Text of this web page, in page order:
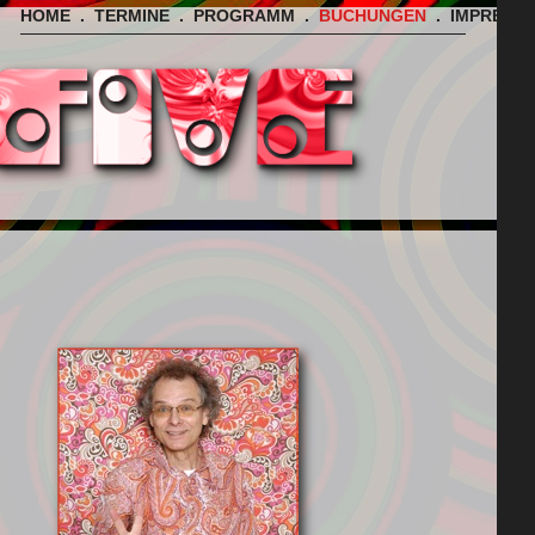
HOME . TERMINE . PROGRAMM . BUCHUNGEN.